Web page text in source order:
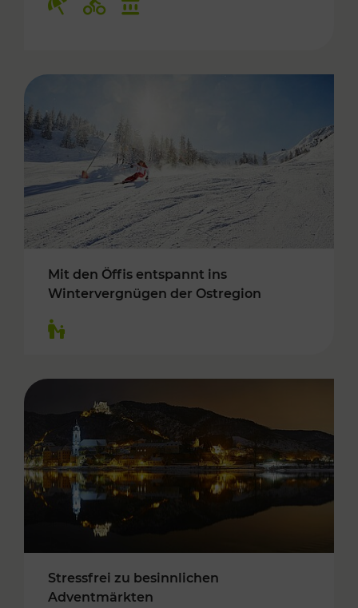
Mit den Öffis entspannt ins
Wintervergnügen der Ostregion
Stressfrei zu besinnlichen
Adventmärkten